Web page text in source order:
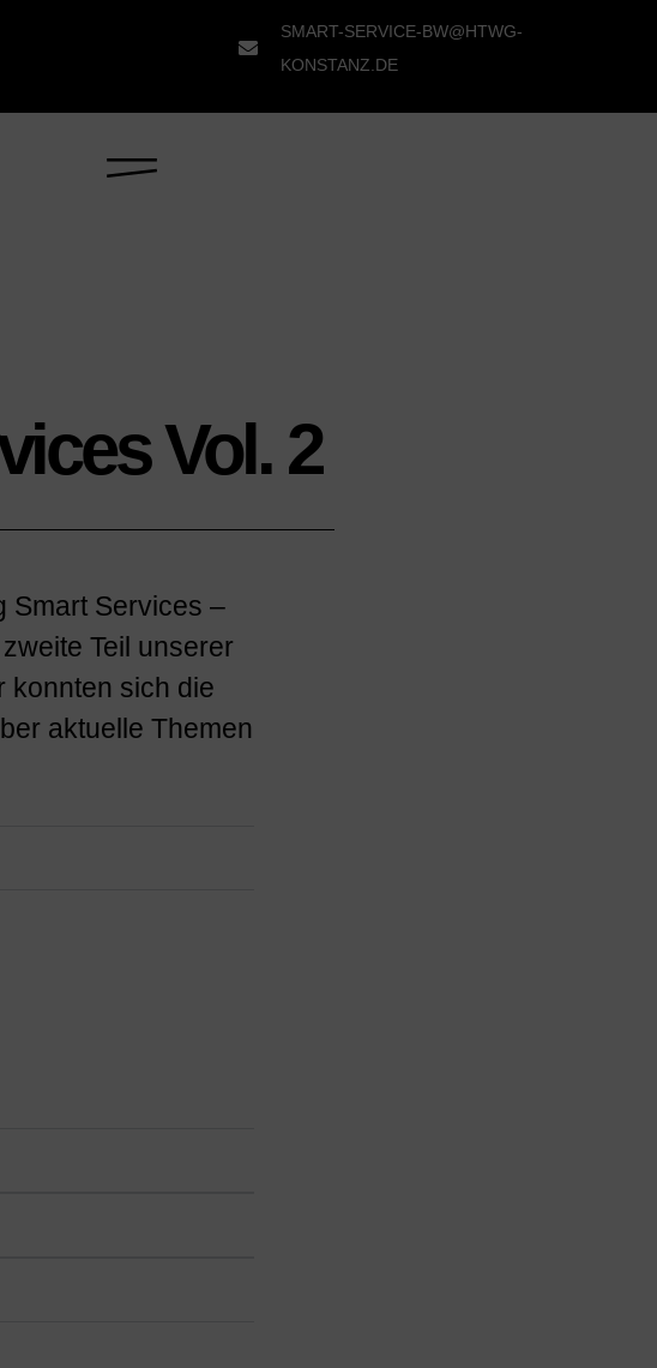
SMART-SERVICE-BW@HTWG-
KONSTANZ.DE
Vol. 2
Smart Services –
Teil unserer
konnten sich die
aktuelle Themen